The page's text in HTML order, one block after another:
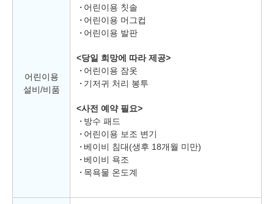
어린이용
설비/비품
어린이용 칫솔
어린이용 머그컵
어린이용 발판
<당일 희망에 따라 제공>
어린이용 잠옷
기저귀 처리 봉투
<사전 예약 필요>
방수 패드
어린이용 보조 변기
베이비 침대(생후 18개월 미만)
베이비 욕조
목욕물 온도계